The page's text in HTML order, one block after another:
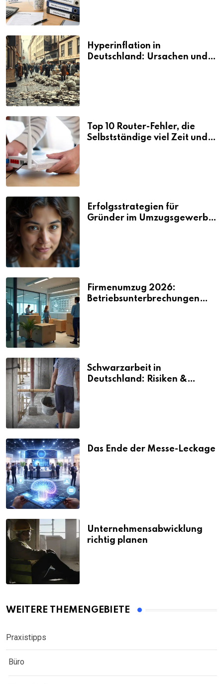
Hyperinflation in
Deutschland: Ursachen und
Top 10 Router-Fehler, die
Selbstständige viel Zeit und
Erfolgsstrategien für
Gründer im Umzugsgewerbe
Firmenumzug 2026:
Betriebsunterbrechungen
Schwarzarbeit in
Deutschland: Risiken &
Das Ende der Messe-Leckage
Unternehmensabwicklung
richtig planen
WEITERE THEMENGEBIETE
Praxistipps
Büro